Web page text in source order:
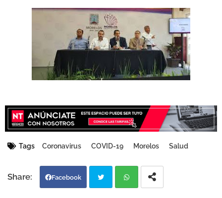
Tags Coronavirus COVID-19 Morelos Salud
Facebook